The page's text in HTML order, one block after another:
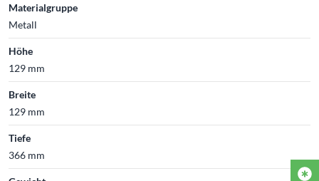
Materialgruppe
Metall
Höhe
129 mm
Breite
129 mm
Tiefe
366 mm